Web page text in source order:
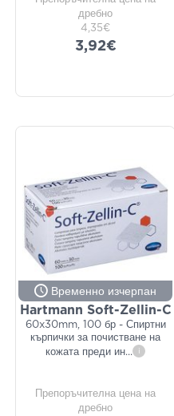
дребно
4,35€
3,92€
Временно изчерпан
Hartmann Soft-Zellin-C
60x30mm, 100 бр - Спиртни
кърпички за почистване на
кожата преди ин... i
Препоръчителна цена на
дребно